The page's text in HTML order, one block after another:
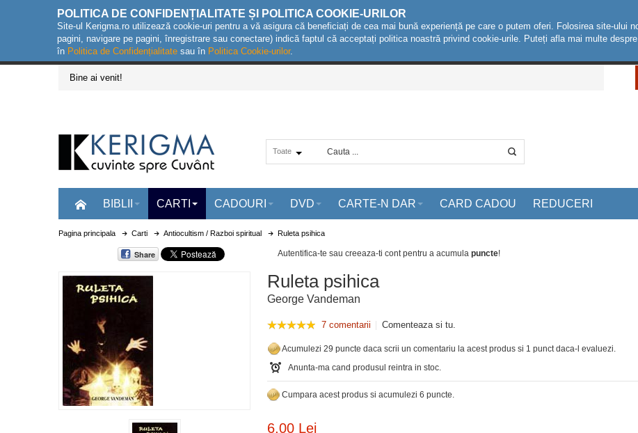
POLITICA DE CONFIDENȚIALITATE ȘI POLITICA COOKIE-URILOR
Site-ul Kerigma.ro utilizează cookie-uri pentru a vă asigura că beneficiați de cea mai bună experiență pe care o putem oferi. Folosirea site-ului
pagini, navigare pe pagini, înregistrare sau conectare) indică faptul că acceptați politica noastră privind cookie-urile. Puteți afla mai multe
în Politica de Confidențialitate sau în Politica Cookie-urilor.
Bine ai venit!
Toate
BIBLII CARTI CADOURI DVD CARTE-N DAR CARD CADOU REDUCERI
Pagina principala Carti Antiocultism / Razboi spiritual Ruleta psihica
Share Autentifica-te sau creeaza-ti cont pentru a acumula puncte!
Ruleta psihica
George Vandeman
7 comentarii Comenteaza si tu.
Acumulezi 29 puncte daca scrii un comentariu la acest produs si 1 punct daca-l evaluezi.
Anunta-ma cand produsul reintra in stoc.
Cumpara acest produs si acumulezi 6 puncte.
6,00 Lei